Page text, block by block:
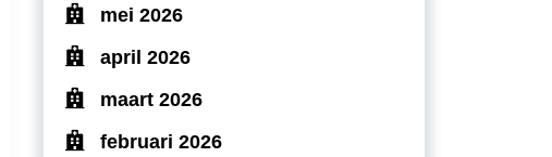
mei 2026
april 2026
maart 2026
februari 2026